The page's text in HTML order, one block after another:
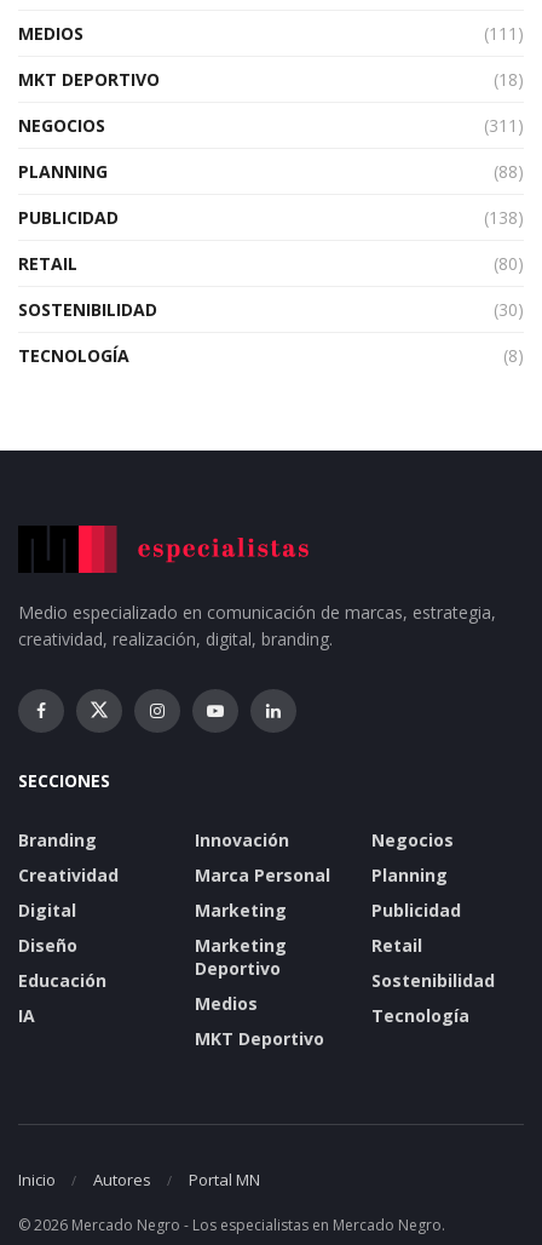
MEDIOS
(111)
MKT DEPORTIVO
(18)
NEGOCIOS
(311)
PLANNING
(88)
PUBLICIDAD
(138)
RETAIL
(80)
SOSTENIBILIDAD
(30)
TECNOLOGÍA
(8)
Medio especializado en comunicación de marcas, estrategia,
creatividad, realización, digital, branding.
SECCIONES
Branding
Creatividad
Digital
Diseño
Educación
IA
Innovación
Marca Personal
Marketing
Marketing
Deportivo
Medios
MKT Deportivo
Negocios
Planning
Publicidad
Retail
Sostenibilidad
Tecnología
Inicio Autores Portal MN
© 2026 Mercado Negro - Los especialistas en Mercado Negro.